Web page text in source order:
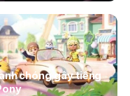
chóng gây tiếng